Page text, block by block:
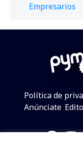
Empresarios
Política de
Anúnciate